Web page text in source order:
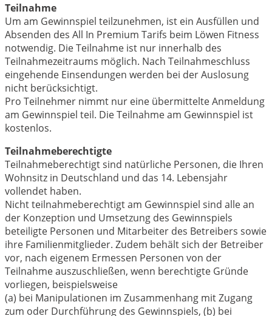
Teilnahme
Um am Gewinnspiel teilzunehmen, ist ein Ausfüllen und
Absenden des All In Premium Tarifs beim Löwen Fitness
notwendig. Die Teilnahme ist nur innerhalb des
Teilnahmezeitraums möglich. Nach Teilnahmeschluss
eingehende Einsendungen werden bei der Auslosung
nicht berücksichtigt.
Pro Teilnehmer nimmt nur eine übermittelte Anmeldung
am Gewinnspiel teil. Die Teilnahme am Gewinnspiel ist
kostenlos.
Teilnahmeberechtigte
Teilnahmeberechtigt sind natürliche Personen, die Ihren
Wohnsitz in Deutschland und das 14. Lebensjahr
vollendet haben.
Nicht teilnahmeberechtigt am Gewinnspiel sind alle an
der Konzeption und Umsetzung des Gewinnspiels
beteiligte Personen und Mitarbeiter des Betreibers sowie
ihre Familienmitglieder. Zudem behält sich der Betreiber
vor, nach eigenem Ermessen Personen von der
Teilnahme auszuschließen, wenn berechtigte Gründe
vorliegen, beispielsweise
(a) bei Manipulationen im Zusammenhang mit Zugang
zum oder Durchführung des Gewinnspiels, (b) bei